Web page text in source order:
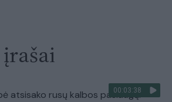
00:03:38
atsisako rusų kalbos paslaugų: